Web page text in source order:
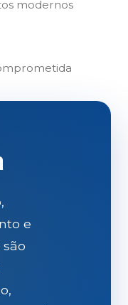
modernos
e